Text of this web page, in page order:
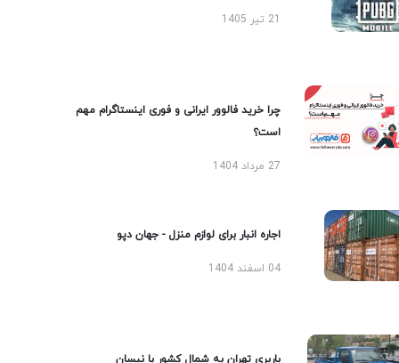
چرا خرید فالوور ایرانی و فوری اینستاگرام مهم
است؟
27 مرداد 1404
اجاره انبار برای لوازم منزل - جهان دپو
04 اسفند 1404
باربری تهران به شمال کشور با نیسان